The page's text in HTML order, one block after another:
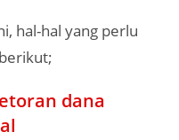
hal-hal yang perlu
dana